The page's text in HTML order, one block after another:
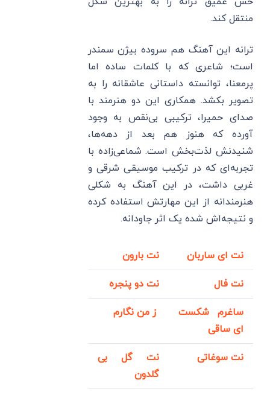
منتقل کند.
ترانه این آهنگ هم سروده بیژن سمندر
است؛ شاعری که با کلمات ساده اما
پرمعنا، توانسته داستانی عاشقانه را به
تصویر بکشد. همکاری این دو هنرمند با
صدای حمیرا، ترکیبی بی‌نقص به وجود
آورده که هنوز هم بعد از دهه‌ها،
شنیدنش لذت‌بخش است. شماعی‌زاده با
تجربه‌ای که در ترکیب موسیقی شرقی و
غربی داشت، در این آهنگ به شکلی
هنرمندانه از این مهارتش استفاده کرده
و نتیجه‌اش شده یک اثر جاودانه.
نت ای ساربان نت بارون
نت فال نت دو پنجره
ساغرم شکست
ای ساقی
ز من نگارم
نت سوغاتی
نت گل بی
گلدون